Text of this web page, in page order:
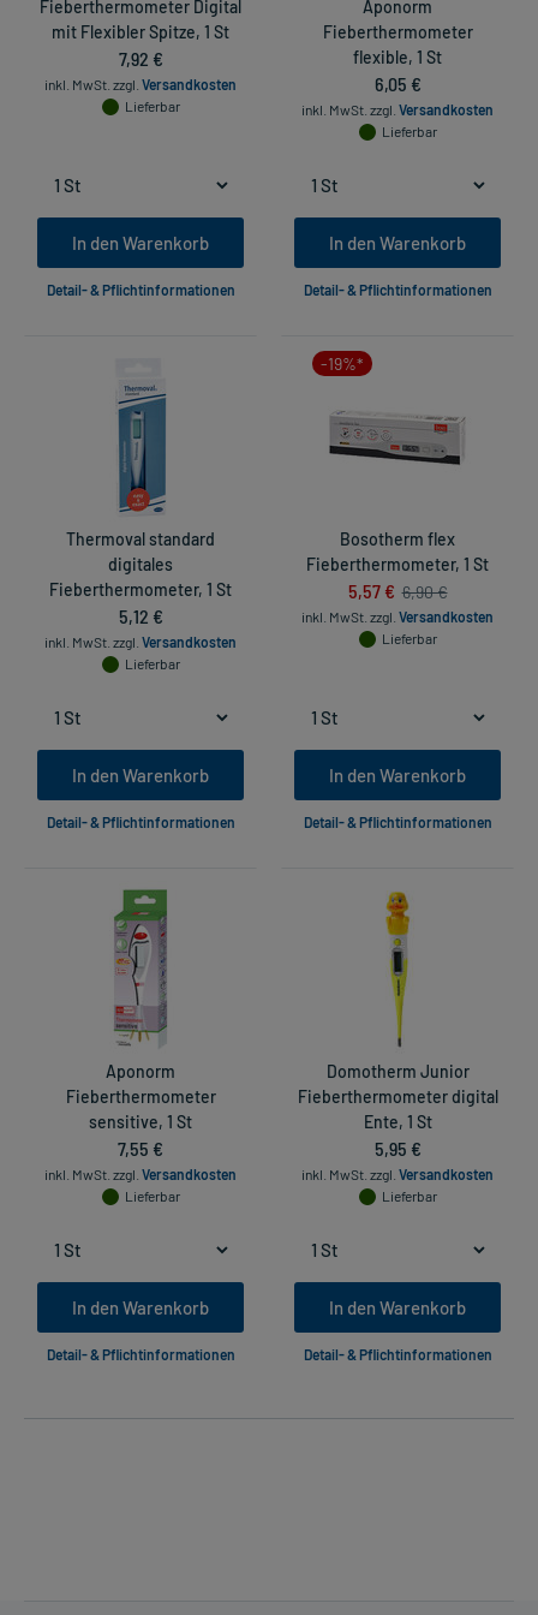
Fieberthermometer Digital
mit Flexibler Spitze, 1 St
7,92 €
inkl. MwSt. zzgl. Versandkosten
Lieferbar
In den Warenkorb
Detail- & Pflichtinformationen
Aponorm
Fieberthermometer
flexible, 1 St
6,05 €
inkl. MwSt. zzgl. Versandkosten
Lieferbar
In den Warenkorb
Detail- & Pflichtinformationen
Thermoval standard
digitales
Fieberthermometer, 1 St
5,12 €
inkl. MwSt. zzgl. Versandkosten
Lieferbar
In den Warenkorb
Detail- & Pflichtinformationen
-19%*
Bosotherm flex
Fieberthermometer, 1 St
5,57 € 6,90 €
inkl. MwSt. zzgl. Versandkosten
Lieferbar
In den Warenkorb
Detail- & Pflichtinformationen
Aponorm
Fieberthermometer
sensitive, 1 St
7,55 €
inkl. MwSt. zzgl. Versandkosten
Lieferbar
In den Warenkorb
Detail- & Pflichtinformationen
Domotherm Junior
Fieberthermometer digital
Ente, 1 St
5,95 €
inkl. MwSt. zzgl. Versandkosten
Lieferbar
In den Warenkorb
Detail- & Pflichtinformationen